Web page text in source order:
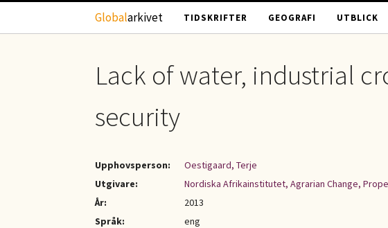
Hoppa till huvudinnehåll
Globalarkivet TIDSKRIFTER GEOGRAFI UTBLICK
Lack of water, industrial
security
Upphovsperson:
Oestigaard, Terje
Utgivare:
Nordiska Afrikainstitutet, Agrarian Change,
År:
2013
Språk:
eng